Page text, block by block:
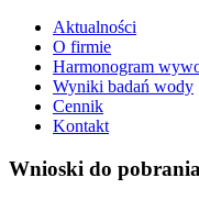
Aktualności
O firmie
Harmonogram
Wyniki badań wody
Cennik
Kontakt
Wnioski do pobrania